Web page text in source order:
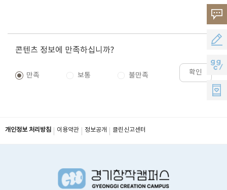
고
소
리
공
모
지
지
지
콘텐츠 정보에 만족하십니까?
만족 보통 불만족 확인
개인정보 처리방침 이용약관 정보공개 클린신고센터